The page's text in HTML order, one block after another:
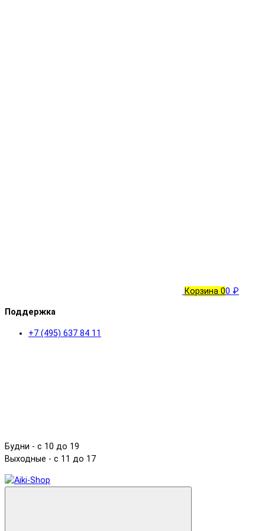
Корзина 00 ₽
Поддержка
+7 (495) 637 84 11
Будни - с 10 до 19
Выходные - c 11 до 17